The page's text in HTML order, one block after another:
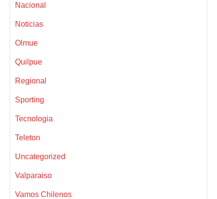
Nacional
Noticias
Olmue
Quilpue
Regional
Sporting
Tecnologia
Teleton
Uncategorized
Valparaiso
Vamos Chilenos